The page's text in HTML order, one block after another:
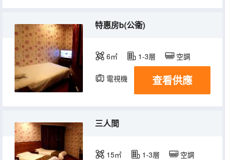
特惠房b(公衞)
6㎡ 1-3層 空調
電視機 查看供應
三人間
15㎡ 1-3層 空調